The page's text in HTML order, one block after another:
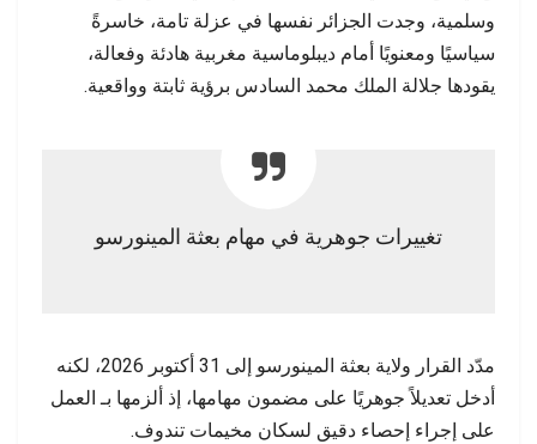
وسلمية، وجدت الجزائر نفسها في عزلة تامة، خاسرةً
سياسيًا ومعنويًا أمام ديبلوماسية مغربية هادئة وفعالة،
يقودها جلالة الملك محمد السادس برؤية ثابتة وواقعية.
تغييرات جوهرية في مهام بعثة المينورسو
مدّد القرار ولاية بعثة المينورسو إلى 31 أكتوبر 2026، لكنه
أدخل تعديلاً جوهريًا على مضمون مهامها، إذ ألزمها بـ العمل
على إجراء إحصاء دقيق لسكان مخيمات تندوف.